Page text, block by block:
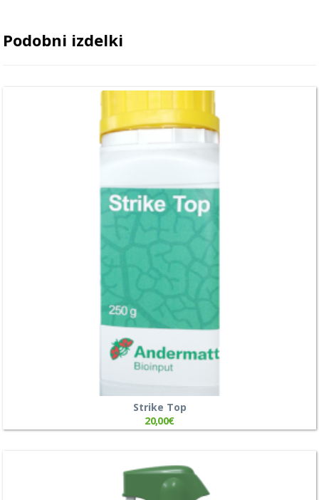
Podobni izdelki
Strike Top
20,00€